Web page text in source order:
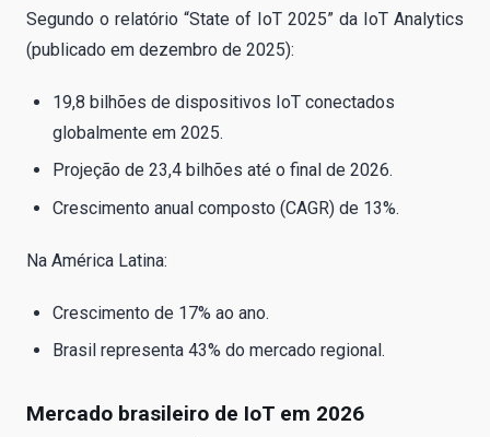
Segundo o relatório “State of IoT 2025” da IoT Analytics
(publicado em dezembro de 2025):
19,8 bilhões de dispositivos IoT conectados
globalmente em 2025.
Projeção de 23,4 bilhões até o final de 2026.
Crescimento anual composto (CAGR) de 13%.
Na América Latina:
Crescimento de 17% ao ano.
Brasil representa 43% do mercado regional.
Mercado brasileiro de IoT em 2026